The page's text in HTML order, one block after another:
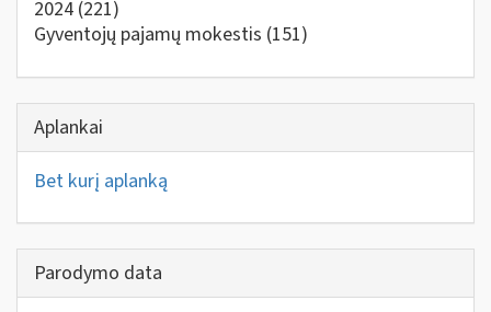
2024 (221)
Gyventojų pajamų mokestis (151)
Aplankai
Bet kurį aplanką
Parodymo data